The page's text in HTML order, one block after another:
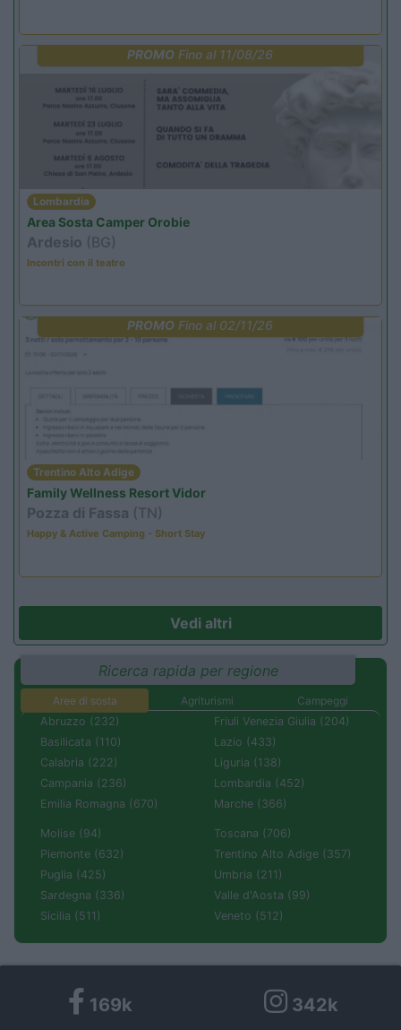
PROMO Fino al 11/08/26
Lombardia
Area Sosta Camper Orobie
Ardesio (BG)
Incontri con il teatro
PROMO Fino al 02/11/26
Trentino Alto Adige
Family Wellness Resort Vidor
Pozza di Fassa (TN)
Happy & Active Camping - Short Stay
Vedi altri
Ricerca rapida per regione
Aree di sosta Agriturismi
Campeggi
Abruzzo (232)
Basilicata (110)
Calabria (222)
Campania (236)
Emilia Romagna (670)
Friuli Venezia Giulia (204)
Lazio (433)
Liguria (138)
Lombardia (452)
Marche (366)
Molise (94)
Piemonte (632)
Puglia (425)
Sardegna (336)
Sicilia (511)
Toscana (706)
Trentino Alto Adige (357)
Umbria (211)
Valle d'Aosta (99)
Veneto (512)
169k 342k